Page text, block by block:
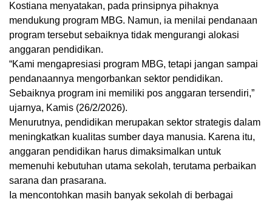
Kostiana menyatakan, pada prinsipnya pihaknya
mendukung program MBG. Namun, ia menilai pendanaan
program tersebut sebaiknya tidak mengurangi alokasi
anggaran pendidikan.
“Kami mengapresiasi program MBG, tetapi jangan sampai
pendanaannya mengorbankan sektor pendidikan.
Sebaiknya program ini memiliki pos anggaran tersendiri,”
ujarnya, Kamis (26/2/2026).
Menurutnya, pendidikan merupakan sektor strategis dalam
meningkatkan kualitas sumber daya manusia. Karena itu,
anggaran pendidikan harus dimaksimalkan untuk
memenuhi kebutuhan utama sekolah, terutama perbaikan
sarana dan prasarana.
Ia mencontohkan masih banyak sekolah di berbagai